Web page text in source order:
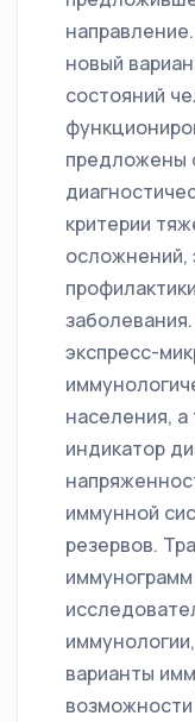
новый
состояний
предложены
критерии
осложнений,
экспресс-
населения, а
индикатор
иммунной
резервов.
варианты